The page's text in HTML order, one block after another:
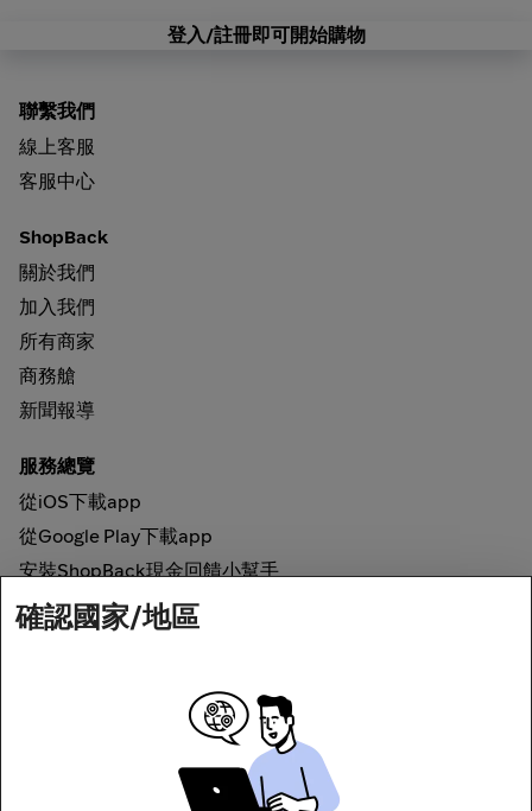
登入/註冊即可開始購物
聯繫我們
線上客服
客服中心
ShopBack
關於我們
加入我們
所有商家
商務艙
新聞報導
服務總覽
從iOS下載app
從Google Play下載app
安裝ShopBack現金回饋小幫手
如何運作
確認國家/地區